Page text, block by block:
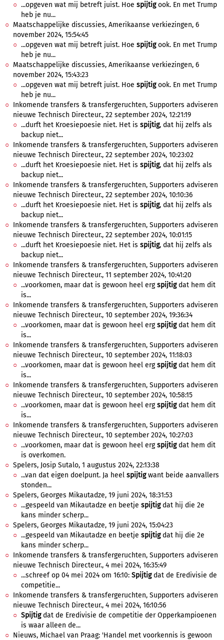
...opgeven wat mij betreft juist. Hoe spijtigook. En met Trump
heb je nu...
Maatschappelijke discussies, Amerikaanse verkiezingen, 6
november 2024, 15:54:45
...opgeven wat mij betreft juist. Hoe spijtigook. En met Trump
heb je nu...
Maatschappelijke discussies, Amerikaanse verkiezingen, 6
november 2024, 15:43:23
...opgeven wat mij betreft juist. Hoe spijtigook. En met Trump
heb je nu...
Inkomende transfers & transfergeruchten, Supporters adviseren
nieuwe Technisch Directeur., 22 september 2024, 12:21:19
...durft het Kroesiepoesie niet. Het is spijtig, dat hij zelfs als
backup niet...
Inkomende transfers & transfergeruchten, Supporters adviseren
nieuwe Technisch Directeur., 22 september 2024, 10:23:02
...durft het Kroesiepoesie niet. Het is spijtig, dat hij zelfs als
backup niet...
Inkomende transfers & transfergeruchten, Supporters adviseren
nieuwe Technisch Directeur., 22 september 2024, 10:10:36
...durft het Kroesiepoesie niet. Het is spijtig, dat hij zelfs als
backup niet...
Inkomende transfers & transfergeruchten, Supporters adviseren
nieuwe Technisch Directeur., 22 september 2024, 10:01:15
...durft het Kroesiepoesie niet. Het is spijtig, dat hij zelfs als
backup niet...
Inkomende transfers & transfergeruchten, Supporters adviseren
nieuwe Technisch Directeur., 11 september 2024, 10:41:20
...voorkomen, maar dat is gewoon heel ergspijtigdat hem dit
is...
Inkomende transfers & transfergeruchten, Supporters adviseren
nieuwe Technisch Directeur., 10 september 2024, 19:36:34
...voorkomen, maar dat is gewoon heel ergspijtigdat hem dit
is...
Inkomende transfers & transfergeruchten, Supporters adviseren
nieuwe Technisch Directeur., 10 september 2024, 11:18:03
...voorkomen, maar dat is gewoon heel ergspijtigdat hem dit
is...
Inkomende transfers & transfergeruchten, Supporters adviseren
nieuwe Technisch Directeur., 10 september 2024, 10:58:15
...voorkomen, maar dat is gewoon heel ergspijtigdat hem dit
is...
Inkomende transfers & transfergeruchten, Supporters adviseren
nieuwe Technisch Directeur., 10 september 2024, 10:27:03
...voorkomen, maar dat is gewoon heel ergspijtigdat hem dit
is overkomen.
Spelers, Josip Sutalo, 1 augustus 2024, 22:13:38
...van dat eigen doelpunt. Ja heel spijtigwant beide aanvallers
stonden...
Spelers, Georges Mikautadze, 19 juni 2024, 18:31:53
...gespeeld van Mikautadze en beetje spijtigdat hij die 2e
kans minder scherp...
Spelers, Georges Mikautadze, 19 juni 2024, 15:04:23
...gespeeld van Mikautadze en beetje spijtigdat hij die 2e
kans minder scherp...
Inkomende transfers & transfergeruchten, Supporters adviseren
nieuwe Technisch Directeur., 4 mei 2024, 16:35:49
...schreef op 04 mei 2024 om 16:10: Spijtigdat de Eredivisie de
competitie...
Inkomende transfers & transfergeruchten, Supporters adviseren
nieuwe Technisch Directeur., 4 mei 2024, 16:10:56
Spijtigdat de Eredivisie de competitie der Opperkampioenen
is waar alleen de...
Nieuws, Michael van Praag: 'Handel met voorkennis is gewoon